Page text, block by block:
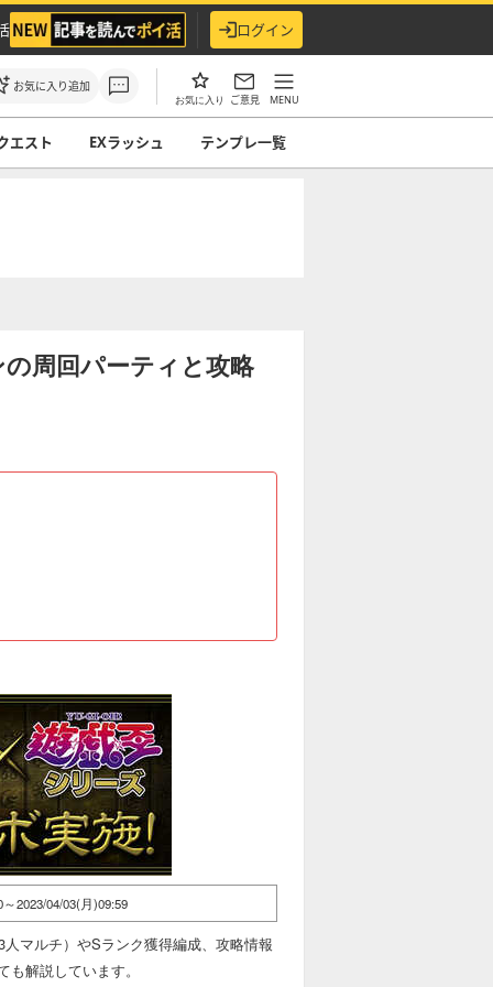
ログイン
お気に入り追加
お気に入り ご意見 MENU
エスト EXラッシュ テンプレ一覧
周回パーティと攻略
2023/04/03(月)09:59
マルチ）やSランク獲得編成、攻略情報
解説しています。